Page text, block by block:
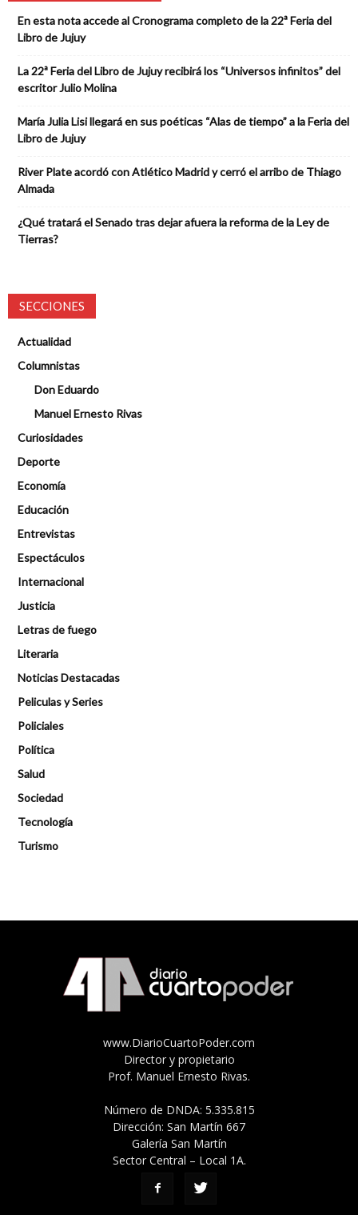
En esta nota accede al Cronograma completo de la 22ª Feria del
Libro de Jujuy
La 22ª Feria del Libro de Jujuy recibirá los “Universos infinitos” del
escritor Julio Molina
María Julia Lisi llegará en sus poéticas “Alas de tiempo” a la Feria del
Libro de Jujuy
River Plate acordó con Atlético Madrid y cerró el arribo de Thiago
Almada
¿Qué tratará el Senado tras dejar afuera la reforma de la Ley de
Tierras?
SECCIONES
Actualidad
Columnistas
Don Eduardo
Manuel Ernesto Rivas
Curiosidades
Deporte
Economía
Educación
Entrevistas
Espectáculos
Internacional
Justicia
Letras de fuego
Literaria
Noticias Destacadas
Peliculas y Series
Policiales
Política
Salud
Sociedad
Tecnología
Turismo
www.DiarioCuartoPoder.com
Director y propietario
Prof. Manuel Ernesto Rivas.
Número de DNDA: 5.335.815
Dirección: San Martín 667
Galería San Martín
Sector Central – Local 1A.